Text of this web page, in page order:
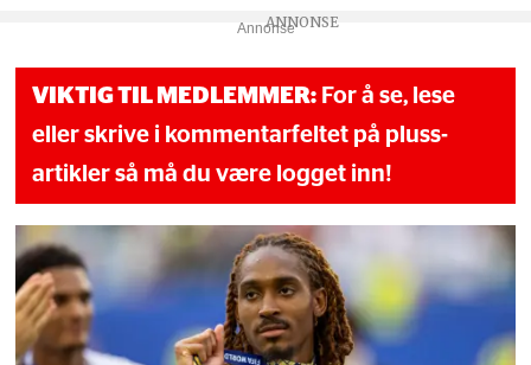
Annonse
VIKTIG TIL MEDLEMMER: For å se, lese
eller skrive i kommentarfeltet på pluss-
artikler så må du være logget inn!